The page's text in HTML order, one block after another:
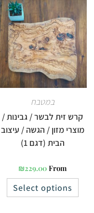
במטבח
קרש זית לבשר / גבינות /
מוצרי מזון / הגשה / עיצוב
הבית (דגם 1)
From
₪229.00
Select options